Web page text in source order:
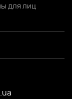
для лиц